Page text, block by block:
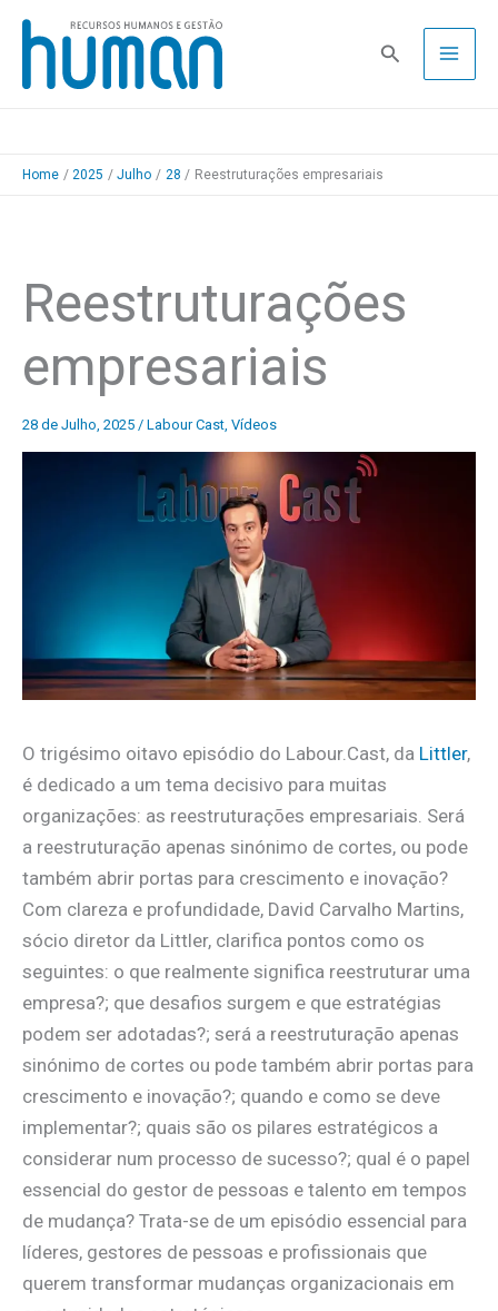
Skip
content
Pesquisa
Home 2025 Julho 28 Reestruturações empresariais
Reestruturações
empresariais
28 de Julho, 2025 / Labour Cast Vídeos
O trigésimo oitavo episódio do Labour.Cast, da Littler,
é dedicado a um tema decisivo para muitas
organizações: as reestruturações empresariais. Será
a reestruturação apenas sinónimo de cortes, ou pode
também abrir portas para crescimento e inovação?
Com clareza e profundidade, David Carvalho Martins,
sócio diretor da Littler, clarifica pontos como os
seguintes: o que realmente significa reestruturar uma
empresa?; que desafios surgem e que estratégias
podem ser adotadas?; será a reestruturação apenas
sinónimo de cortes ou pode também abrir portas para
crescimento e inovação?; quando e como se deve
implementar?; quais são os pilares estratégicos a
considerar num processo de sucesso?; qual é o papel
essencial do gestor de pessoas e talento em tempos
de mudança? Trata-se de um episódio essencial para
líderes, gestores de pessoas e profissionais que
querem transformar mudanças organizacionais em